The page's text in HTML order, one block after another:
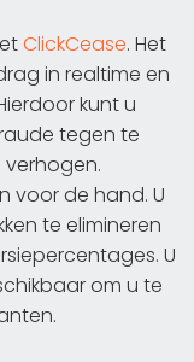
ClickCease. Het
in realtime en
kunt u
tegen te
voor de hand. U
te elimineren
U
om u te